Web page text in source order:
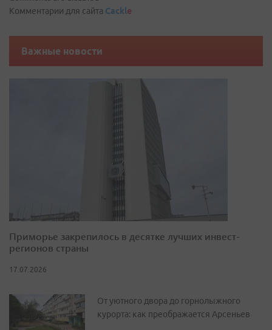
Комментарии для сайта Cackle
Важные новости
Приморье закрепилось в десятке лучших инвест-
регионов страны
17.07.2026
От уютного двора до горнолыжного
курорта: как преображается Арсеньев